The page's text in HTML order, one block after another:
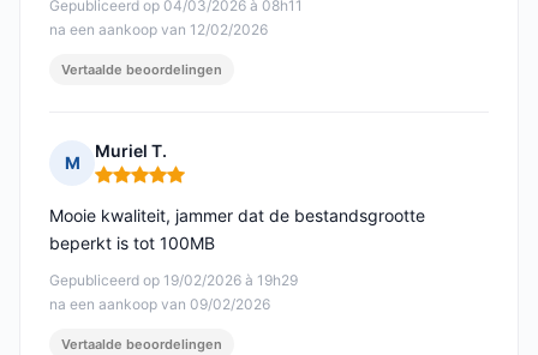
Gepubliceerd op 04/03/2026 à 08h11
na een aankoop van 12/02/2026
Vertaalde beoordelingen
M
Muriel T.
Opmerking: 5 van 5
Gepubliceerd op 19/02/2026 à 19h29
na een aankoop van 09/02/2026
Mooie kwaliteit, jammer dat de bestandsgrootte
beperkt is tot 100MB
Vertaalde beoordelingen